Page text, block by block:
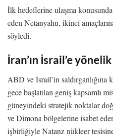
İlk hedeflerine ulaşma
eden Netanyahu, ikinci
söyledi.
İran’ın İsrail’e
ABD ve İsrail’in saldırganlığına
gece başlatılan geniş kapsamlı
güneyindeki stratejik noktalar
ve Dimona bölgelerine isabet
işbirliğiyle Natanz nükleer